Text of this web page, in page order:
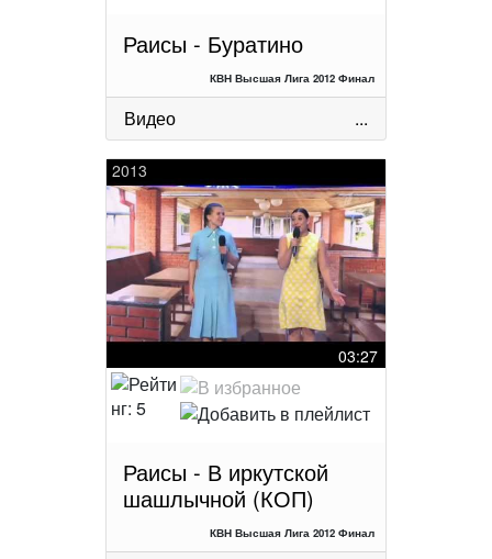
Раисы - Буратино
КВН Высшая Лига 2012 Финал
Видео ...
2013
03:27
Раисы - В иркутской
шашлычной (КОП)
КВН Высшая Лига 2012 Финал